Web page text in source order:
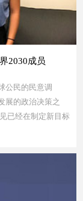
2030成员
公民的民意调
展的政治决策之
已经在制定新目标